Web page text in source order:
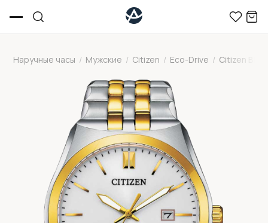
Наручные часы / Мужские / Citizen / Eco-Drive / Citizen